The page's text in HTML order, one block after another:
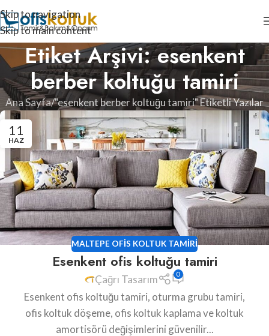
Skip to navigation
Skip to main content
Etiket Arşivi: esenkent
berber koltuğu tamiri
Ana Sayfa "esenkent berber koltuğu tamiri" Etiketli Yazılar
11
HAZ
MALTEPE OFIS KOLTUK TAMIRI
Esenkent ofis koltuğu tamiri
Çağrı Tasarım 0
Esenkent ofis koltuğu tamiri, oturma grubu tamiri,
ofis koltuk döşeme, ofis koltuk kaplama ve koltuk
amortisörü değişimlerini güvenilir...